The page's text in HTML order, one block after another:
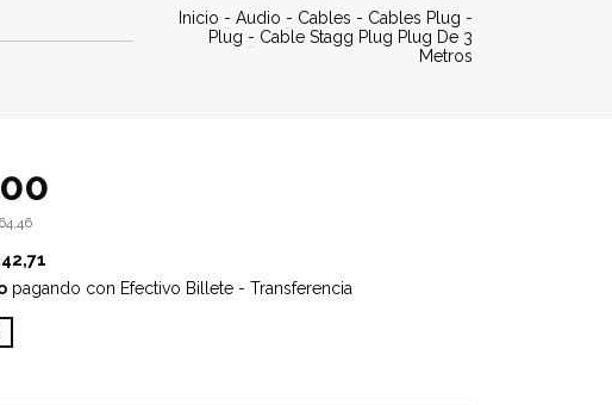
Inicio - Audio - Cables - Cables Plug -
Plug - Cable Stagg Plug Plug De 3
Metros
pagando con Efectivo Billete - Transferencia